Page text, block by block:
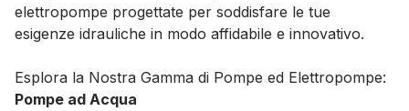
elettropompe progettate per soddisfare le tue
esigenze idrauliche in modo affidabile e innovativo.
Esplora la Nostra Gamma di Pompe ed Elettropompe:
Pompe ad Acqua